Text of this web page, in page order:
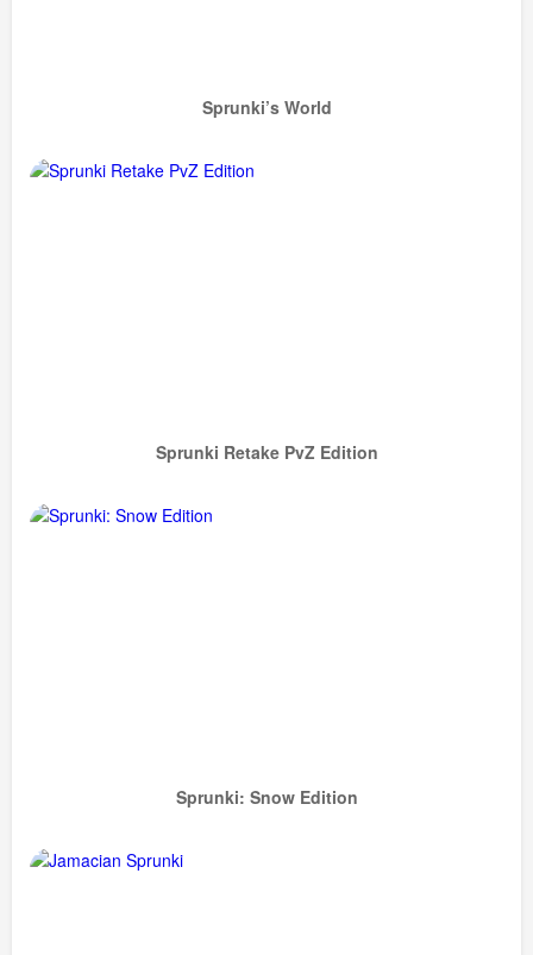
Sprunki’s World
Sprunki Retake PvZ Edition
Sprunki: Snow Edition